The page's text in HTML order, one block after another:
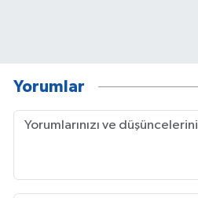
Yorumlar